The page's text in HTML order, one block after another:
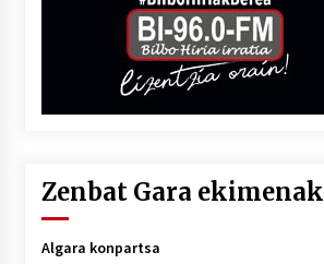
Zenbat Gara ekimenak
Algara konpartsa